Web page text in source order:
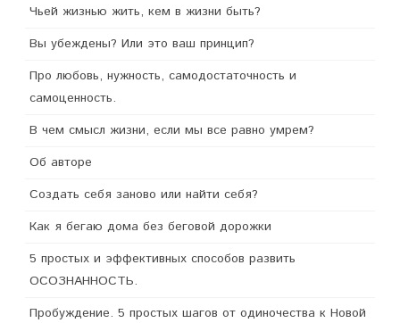
Чьей жизнью жить, кем в жизни быть?
Вы убеждены? Или это ваш принцип?
Про любовь, нужность, самодостаточность и
самоценность.
В чем смысл жизни, если мы все равно умрем?
Об авторе
Создать себя заново или найти себя?
Как я бегаю дома без беговой дорожки
5 простых и эффективных способов развить
ОСОЗНАННОСТЬ.
Пробуждение. 5 простых шагов от одиночества к Новой